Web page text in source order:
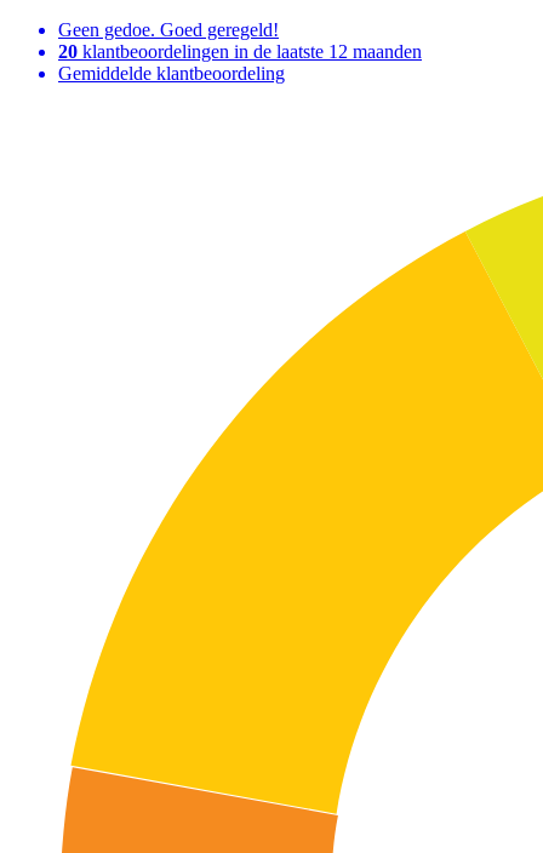
Geen gedoe. Goed geregeld!
20 klantbeoordelingen in de laatste 12 maanden
Gemiddelde klantbeoordeling